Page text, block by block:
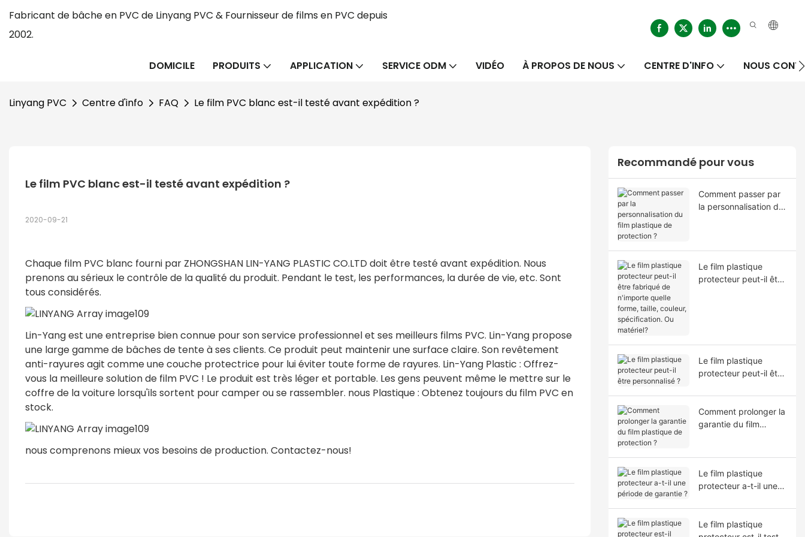
Fabricant de bâche en PVC de Linyang PVC & Fournisseur de films en PVC depuis
2002.
DOMICILE PRODUITS APPLICATION SERVICE ODM VIDÉO À PROPOS DE NOUS CENTRE D'INFO NOUS
Linyang PVC Centre d'info FAQ Le film PVC blanc est-il testé avant expédition ?
Le film PVC blanc est-il testé avant expédition ?
2020-09-21
Chaque film PVC blanc fourni par ZHONGSHAN LIN-YANG PLASTIC CO.LTD doit être testé avant expédition. Nous
prenons au sérieux le contrôle de la qualité du produit. Pendant le test, les performances, la durée de vie, etc. Sont
tous considérés.
Lin-Yang est une entreprise bien connue pour son service professionnel et ses meilleurs films PVC. Lin-Yang propose
une large gamme de bâches de tente à ses clients. Ce produit peut maintenir une surface claire. Son revêtement
anti-rayures agit comme une couche protectrice pour lui éviter toute forme de rayures. Lin-Yang Plastic : Offrez-
vous la meilleure solution de film PVC ! Le produit est très léger et portable. Les gens peuvent même le mettre sur le
coffre de la voiture lorsqu'ils sortent pour camper ou se rassembler. nous Plastique : Obtenez toujours du film PVC en
stock.
nous comprenons mieux vos besoins de production. Contactez-nous!
Recommandé pour vous
Comment passer par
la personnalisation du
Le film plastique
protecteur peut-il être
Le film plastique
protecteur peut-il être
Comment prolonger la
garantie du film
Le film plastique
protecteur a-t-il une
Le film plastique